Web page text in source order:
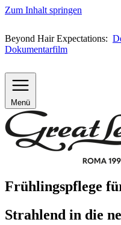
Zum Inhalt springen
Beyond Hair Expectations:
Dokumentarfilm
Menü
Frühlingspflege
Strahlend in die